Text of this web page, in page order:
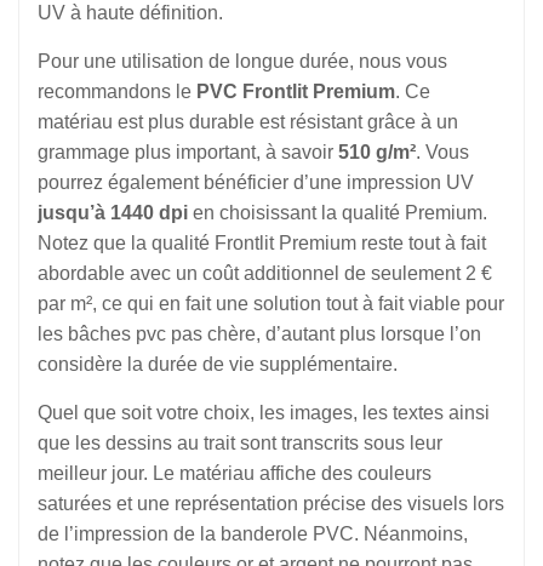
UV à haute définition.
Pour une utilisation de longue durée, nous vous
recommandons le PVC Frontlit Premium. Ce
matériau est plus durable est résistant grâce à un
grammage plus important, à savoir 510 g/m². Vous
pourrez également bénéficier d’une impression UV
jusqu’à 1440 dpi en choisissant la qualité Premium.
Notez que la qualité Frontlit Premium reste tout à fait
abordable avec un coût additionnel de seulement 2 €
par m², ce qui en fait une solution tout à fait viable pour
les bâches pvc pas chère, d’autant plus lorsque l’on
considère la durée de vie supplémentaire.
Quel que soit votre choix, les images, les textes ainsi
que les dessins au trait sont transcrits sous leur
meilleur jour. Le matériau affiche des couleurs
saturées et une représentation précise des visuels lors
de l’impression de la banderole PVC. Néanmoins,